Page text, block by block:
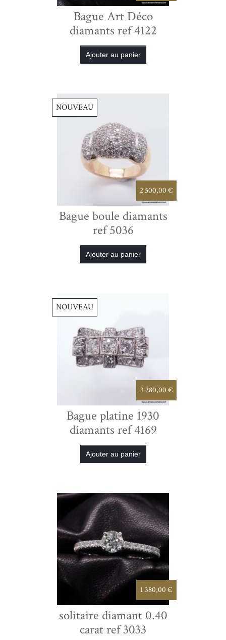
Bague Art Déco
diamants ref 4122
2 500,00 €
NOUVEAU
Bague boule diamants
ref 5036
3 280,00 €
NOUVEAU
Bague platine 1930
diamants ref 4169
1 380,00 €
solitaire diamant 0.40
carat ref 3033